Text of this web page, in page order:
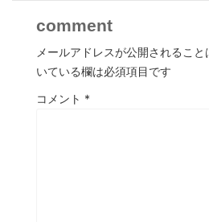
comment
メールアドレスが公開されること
いている欄は必須項目です
コメント *